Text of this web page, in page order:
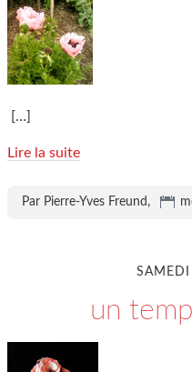
[…]
Lire la suite
Par Pierre-Yves Freund,
un